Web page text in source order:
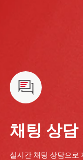
채팅 상담
실시간 채팅 상담으로